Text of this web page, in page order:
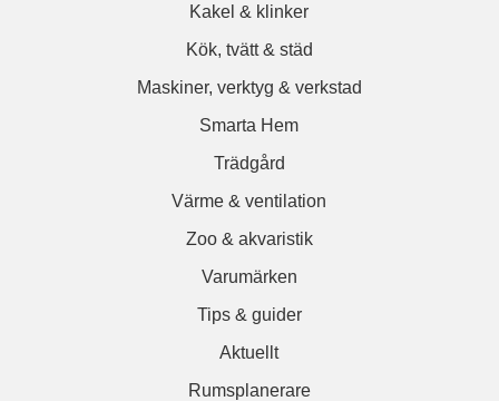
Kakel & klinker
Kök, tvätt & städ
Maskiner, verktyg & verkstad
Smarta Hem
Trädgård
Värme & ventilation
Zoo & akvaristik
Varumärken
Tips & guider
Aktuellt
Rumsplanerare